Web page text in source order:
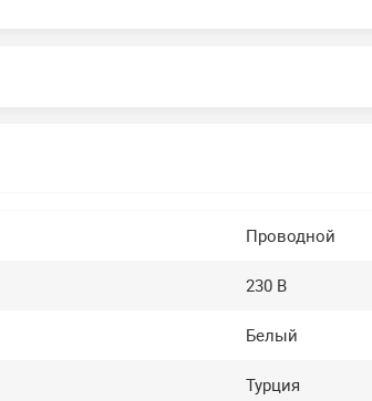
Проводной
230 В
Белый
Турция